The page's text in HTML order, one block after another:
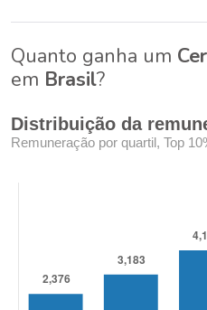
Quanto ganha um
em Brasil?
Distribuição da
Remuneração por quartil, Top